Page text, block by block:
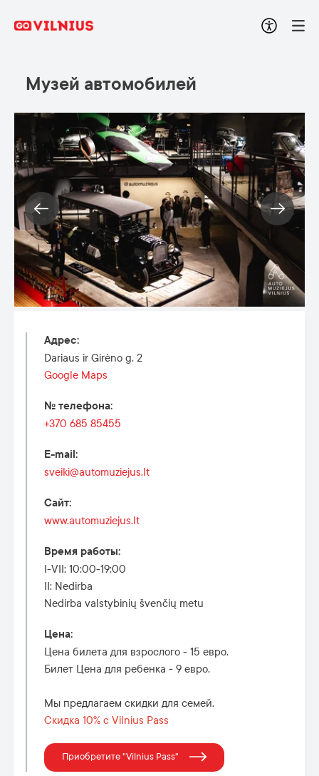
Музей автомобилей
Адрес:
Dariaus ir Girėno g. 2
Google Maps
№ телефона:
+370 685 85455
E-mail :
sveiki@automuziejus.lt
Сайт:
www.automuziejus.lt
Время работы:
I-VII: 10:00-19:00
II: Nedirba
Nedirba valstybinių švenčių metu
Цена:
Цена билета для взрослого - 15 евро.
Билет Цена для ребенка - 9 евро.
Мы предлагаем скидки для семей.
Скидка 10% с Vilnius Pass
Приобретите "Vilnius Pass"